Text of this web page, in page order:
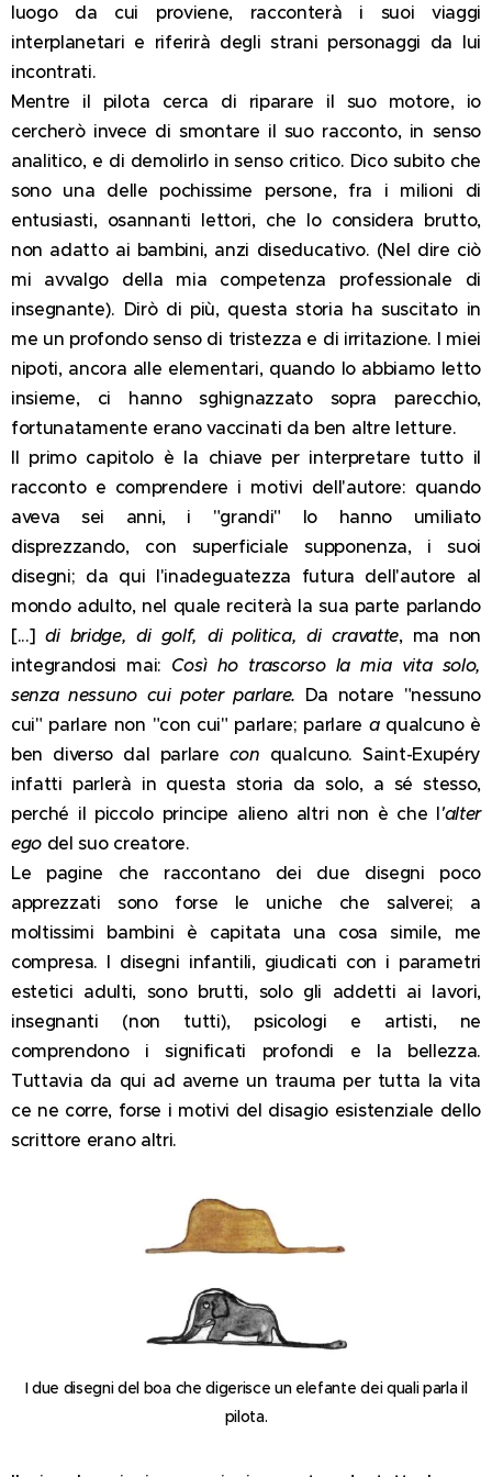
luogo da cui proviene, racconterà i suoi viaggi
interplanetari e riferirà degli strani personaggi da lui
incontrati.
Mentre il pilota cerca di riparare il suo motore, io
cercherò invece di smontare il suo racconto, in senso
analitico, e di demolirlo in senso critico. Dico subito che
sono una delle pochissime persone, fra i milioni di
entusiasti, osannanti lettori, che lo considera brutto,
non adatto ai bambini, anzi diseducativo. (Nel dire ciò
mi avvalgo della mia competenza professionale di
insegnante). Dirò di più, questa storia ha suscitato in
me un profondo senso di tristezza e di irritazione. I miei
nipoti, ancora alle elementari, quando lo abbiamo letto
insieme, ci hanno sghignazzato sopra parecchio,
fortunatamente erano vaccinati da ben altre letture.
Il primo capitolo è la chiave per interpretare tutto il
racconto e comprendere i motivi dell'autore: quando
aveva sei anni, i "grandi" lo hanno umiliato
disprezzando, con superficiale supponenza, i suoi
disegni; da qui l'inadeguatezza futura dell'autore al
mondo adulto, nel quale reciterà la sua parte parlando
[...]di bridge, di golf, di politica, di cravatte, ma non
integrandosi mai: Così ho trascorso la mia vita solo,
senza nessuno cui poter parlare. Da notare "nessuno
cui" parlare non "con cui" parlare; parlare aqualcuno è
ben diverso dal parlare con qualcuno. Saint-Exupéry
infatti parlerà in questa storia da solo, a sé stesso,
perché il piccolo principe alieno altri non è che l'alter
ego del suo creatore.
Le pagine che raccontano dei due disegni poco
apprezzati sono forse le uniche che salverei; a
moltissimi bambini è capitata una cosa simile, me
compresa. I disegni infantili, giudicati con i parametri
estetici adulti, sono brutti, solo gli addetti ai lavori,
insegnanti (non tutti), psicologi e artisti, ne
comprendono i significati profondi e la bellezza.
Tuttavia da qui ad averne un trauma per tutta la vita
ce ne corre, forse i motivi del disagio esistenziale dello
scrittore erano altri.
I due disegni del boa che digerisce un elefante dei quali parla il
pilota.